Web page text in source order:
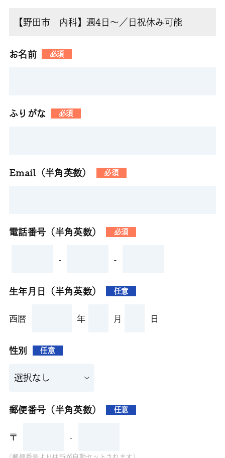
お名前 必須
ふりがな 必須
Email（半角英数） 必須
電話番号（半角英数） 必須
- -
生年月日（半角英数） 任意
西暦 年 月 日
性別 任意
郵便番号（半角英数） 任意
〒 -